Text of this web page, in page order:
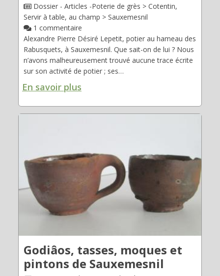
Dossier - Articles -Poterie de grès > Cotentin,
Servir à table, au champ > Sauxemesnil
1 commentaire
Alexandre Pierre Désiré Lepetit, potier au hameau des
Rabusquets, à Sauxemesnil. Que sait-on de lui ? Nous
n’avons malheureusement trouvé aucune trace écrite
sur son activité de potier ; ses…
En savoir plus
Godiâos, tasses, moques et
pintons de Sauxemesnil